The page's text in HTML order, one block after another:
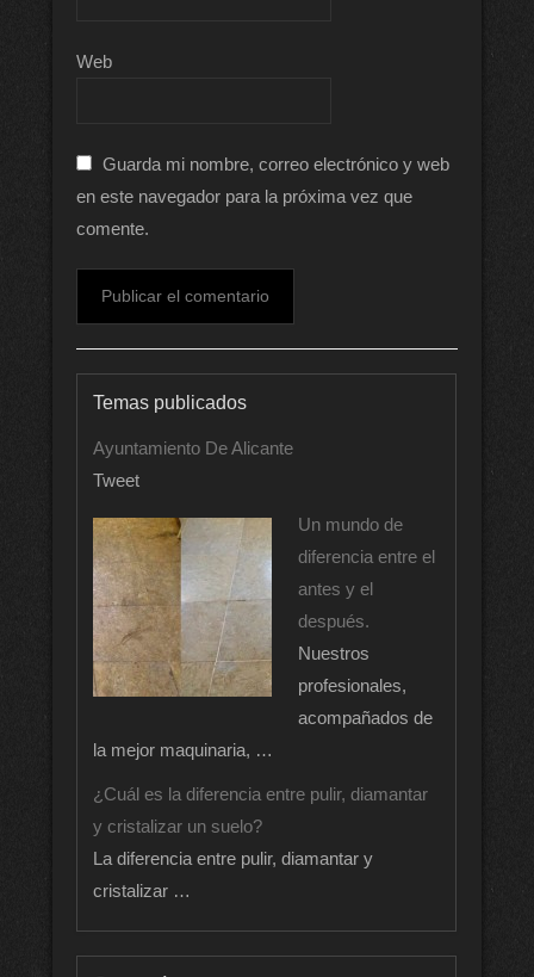
Web
Guarda mi nombre, correo electrónico y web
en este navegador para la próxima vez que
comente.
Temas publicados
Ayuntamiento De Alicante
Tweet
Un mundo de
diferencia entre el
antes y el
después.
Nuestros
profesionales,
acompañados de
la mejor maquinaria, …
¿Cuál es la diferencia entre pulir, diamantar
y cristalizar un suelo?
La diferencia entre pulir, diamantar y
cristalizar …